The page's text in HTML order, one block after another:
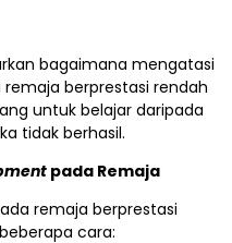
bagaimana mengatasi
berprestasi rendah
untuk belajar daripada
tidak berhasil.
pada Remaja
remaja berprestasi
cara: